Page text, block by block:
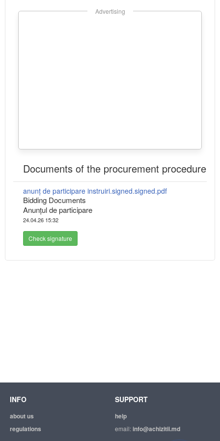
Advertising
Documents of the procurement procedure
anunț de participare instruiri.signed.signed.pdf
Bidding Documents
Anunțul de participare
24.04.26 15:32
Check signature
INFO
about us
regulations
SUPPORT
help
email:info@achizitii.md